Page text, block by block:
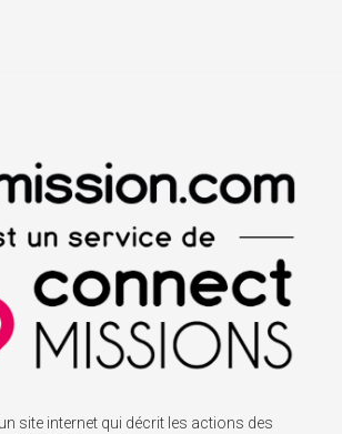
site internet qui décrit les actions des